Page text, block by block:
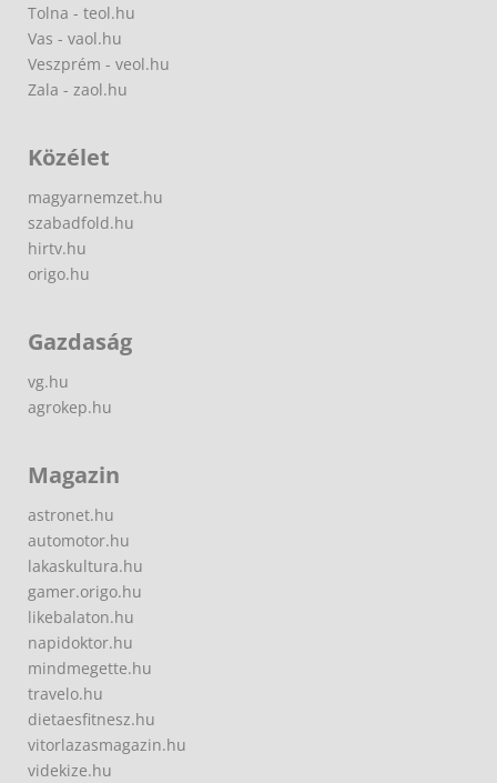
Tolna - teol.hu
Vas - vaol.hu
Veszprém - veol.hu
Zala - zaol.hu
Közélet
magyarnemzet.hu
szabadfold.hu
hirtv.hu
origo.hu
Gazdaság
vg.hu
agrokep.hu
Magazin
astronet.hu
automotor.hu
lakaskultura.hu
gamer.origo.hu
likebalaton.hu
napidoktor.hu
mindmegette.hu
travelo.hu
dietaesfitnesz.hu
vitorlazasmagazin.hu
videkize.hu